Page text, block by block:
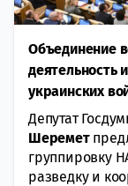
Объединение
деятельность
украинских
Депутат
Шеремет
группировку
разведку и